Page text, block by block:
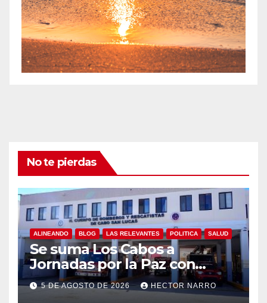
No te pierdas
ALINEANDO BLOG LAS RELEVANTES POLITICA SALUD
Se suma Los Cabos a
Jornadas por la Paz con
capacitación en primeros
auxilios para jóvenes
5 DE AGOSTO DE 2026 HECTOR NARRO